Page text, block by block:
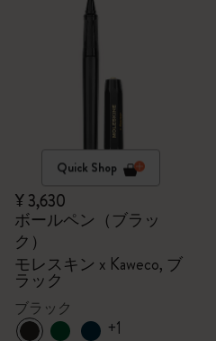
Quick Shop
¥ 3,630
ボールペン（ブラッ
ク）
モレスキン x Kaweco, ブ
ラック
ブラック
+1